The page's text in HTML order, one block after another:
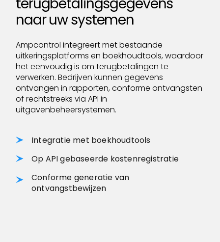
naar uw systemen
Ampcontrol integreert met bestaande
uitkeringsplatforms en boekhoudtools, waardoor
het eenvoudig is om terugbetalingen te
verwerken. Bedrijven kunnen gegevens
ontvangen in rapporten, conforme ontvangsten
of rechtstreeks via API in
uitgavenbeheersystemen.
Integratie met boekhoudtools
Op API gebaseerde kostenregistratie
Conforme generatie van
ontvangstbewijzen